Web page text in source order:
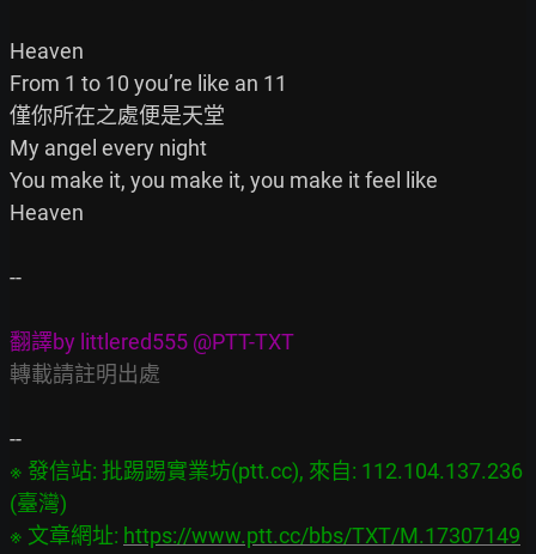
Heaven
From 1 to 10 you’re like an 11
僅你所在之處便是天堂
My angel every night
You make it, you make it, you make it feel like
Heaven
--
翻譯by littlered555 @PTT-TXT
轉載請註明出處
※ 發信站: 批踢踢實業坊(ptt.cc), 來自: 112.104.137.236
(臺灣)
※ 文章網址: https://www.ptt.cc/bbs/TXT/M.17307149